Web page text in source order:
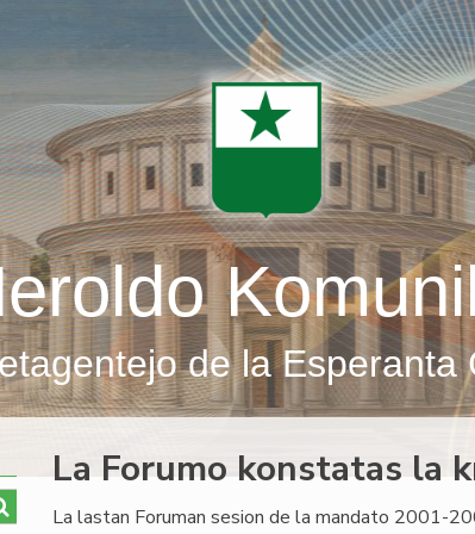
de la Esperanta
La Forumo konstatas la
La lastan Foruman sesion de la mandato 2001-